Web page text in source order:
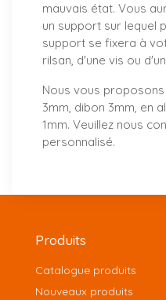
mauvais état. Vous
un support sur lequel
support se fixera à
rilsan, d'une vis ou
Nous vous proposons
3mm, dibon 3mm, en
1mm. Veuillez nous
personnalisé.
Produits
Catalogue produits
Nouveaux produits